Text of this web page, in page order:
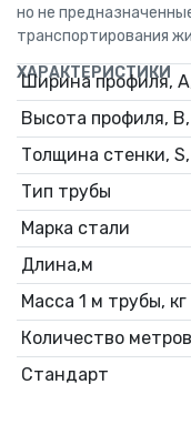
но не
транспортирования
ХАРАКТЕРИСТИКИ
Ширина профиля,
Высота профиля,
Толщина стенки,
Тип трубы
Марка стали
Длина,м
Масса 1 м трубы, кг
Количество
Стандарт